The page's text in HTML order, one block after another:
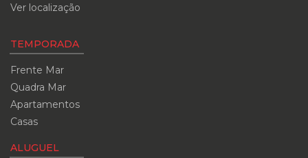
Ver localização
TEMPORADA
Frente Mar
Quadra Mar
Apartamentos
Casas
ALUGUEL